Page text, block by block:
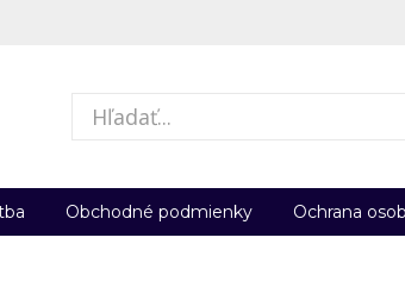
Obchodné podmienky Ochrana